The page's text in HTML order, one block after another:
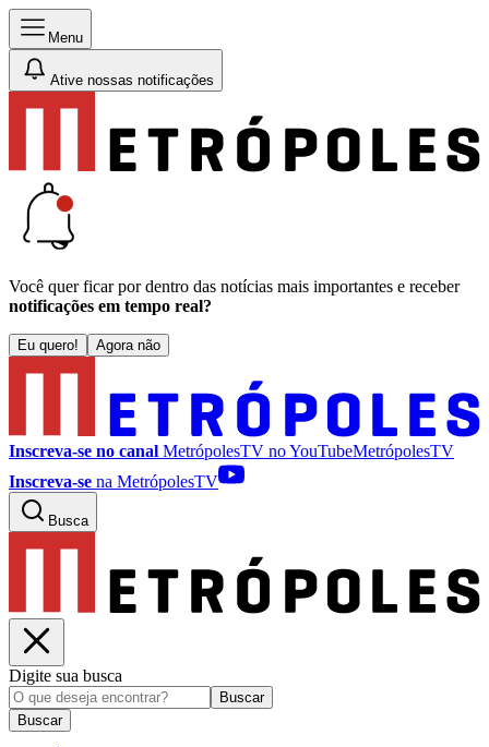
Menu
Ative nossas notificações
Você quer ficar por dentro das notícias mais importantes e receber
notificações em tempo real?
Eu quero! Agora não
Inscreva-se no canal MetrópolesTV noYouTubeMetrópolesTV
Inscreva-se na MetrópolesTV
Busca
Digite sua busca
Buscar
Buscar